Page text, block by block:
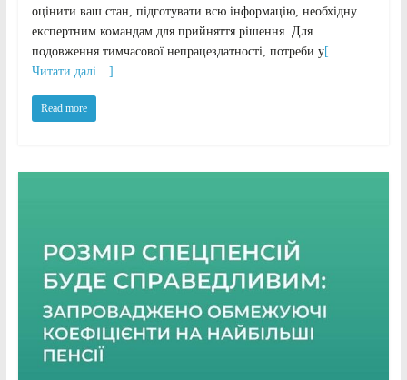
оцінити ваш стан, підготувати всю інформацію, необхідну
експертним командам для прийняття рішення. Для
подовження тимчасової непрацездатності, потреби у[…
Читати далі…]
Read more